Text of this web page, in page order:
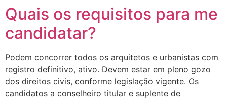
Quais os requisitos para me
candidatar?
Podem concorrer todos os arquitetos e urbanistas com
registro definitivo, ativo. Devem estar em pleno gozo
dos direitos civis, conforme legislação vigente. Os
candidatos a conselheiro titular e suplente de